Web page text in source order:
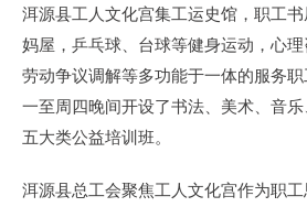
洱源县工人文化宫集工运史馆，职工
妈屋，乒乓球、台球等健身运动，心
劳动争议调解等多功能于一体的服务
一至周四晚间开设了书法、美术、音乐
五大类公益培训班。
洱源县总工会聚焦工人文化宫作为职